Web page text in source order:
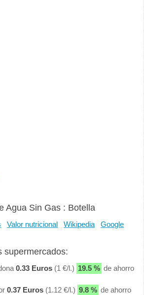
Agua Sin Gas : Botella
Valor nutricional Wikipedia Google
supermercados:
0.33 Euros (1 €/l.) 19.5 % de ahorro
0.37 Euros (1.12 €/l.) 9.8 % de ahorro